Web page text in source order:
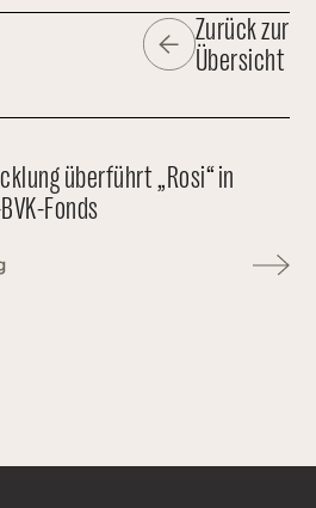
Zurück zur
Übersicht
überführt „Rosi“ in
Fonds